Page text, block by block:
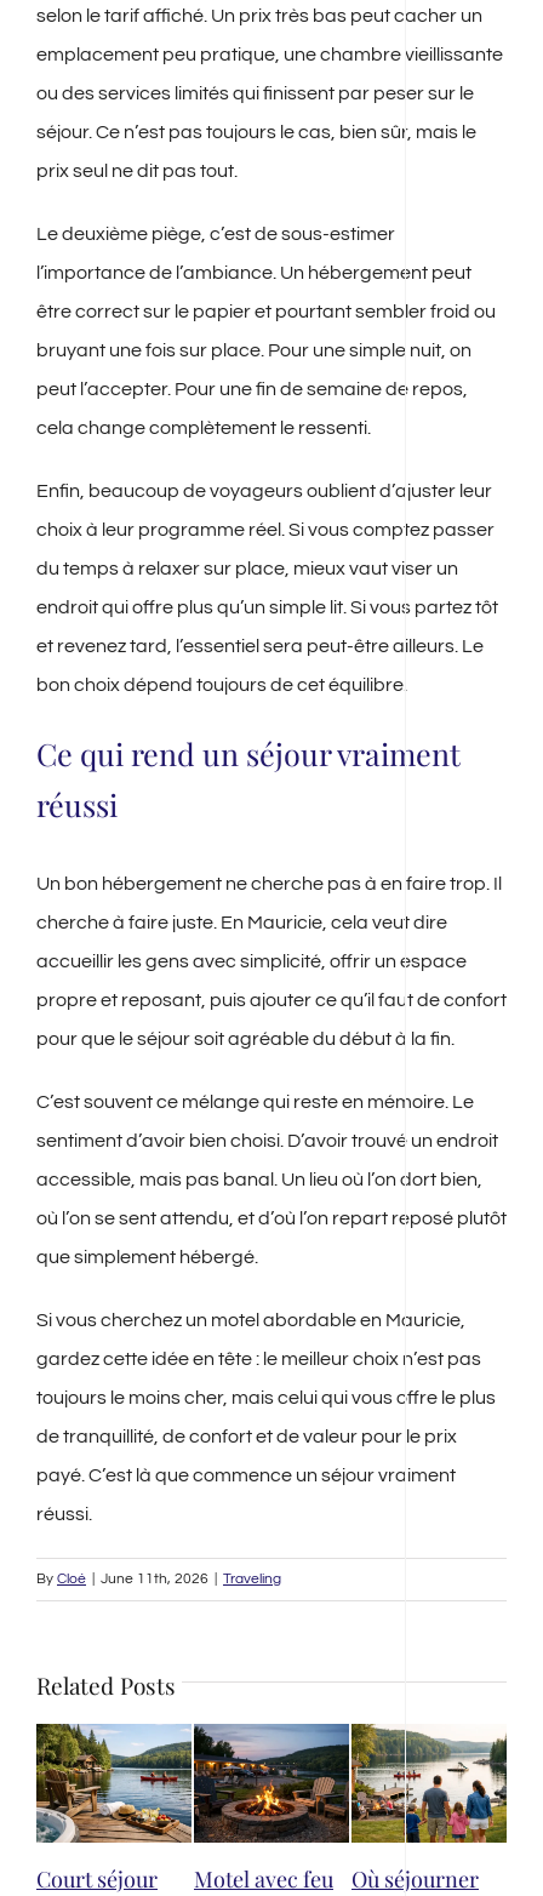
selon le tarif affiché. Un prix très bas peut cacher un
emplacement peu pratique, une chambre vieillissante
ou des services limités qui finissent par peser sur le
séjour. Ce n’est pas toujours le cas, bien sûr, mais le
prix seul ne dit pas tout.
Le deuxième piège, c’est de sous-estimer
l’importance de l’ambiance. Un hébergement peut
être correct sur le papier et pourtant sembler froid ou
bruyant une fois sur place. Pour une simple nuit, on
peut l’accepter. Pour une fin de semaine de repos,
cela change complètement le ressenti.
Enfin, beaucoup de voyageurs oublient d’ajuster leur
choix à leur programme réel. Si vous comptez passer
du temps à relaxer sur place, mieux vaut viser un
endroit qui offre plus qu’un simple lit. Si vous partez tôt
et revenez tard, l’essentiel sera peut-être ailleurs. Le
bon choix dépend toujours de cet équilibre.
Ce qui rend un séjour vraiment
réussi
Un bon hébergement ne cherche pas à en faire trop. Il
cherche à faire juste. En Mauricie, cela veut dire
accueillir les gens avec simplicité, offrir un espace
propre et reposant, puis ajouter ce qu’il faut de confort
pour que le séjour soit agréable du début à la fin.
C’est souvent ce mélange qui reste en mémoire. Le
sentiment d’avoir bien choisi. D’avoir trouvé un endroit
accessible, mais pas banal. Un lieu où l’on dort bien,
où l’on se sent attendu, et d’où l’on repart reposé plutôt
que simplement hébergé.
Si vous cherchez un motel abordable en Mauricie,
gardez cette idée en tête : le meilleur choix n’est pas
toujours le moins cher, mais celui qui vous offre le plus
de tranquillité, de confort et de valeur pour le prix
payé. C’est là que commence un séjour vraiment
réussi.
By Cloé June 11th, 2026 Traveling
Related Posts
Motel avec feu
Où séjourner
Meilleur